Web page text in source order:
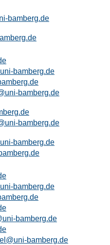
bamberg.de
bamberg.de
bamberg.de
bamberg.de
bamberg.de
bamberg.de
bamberg.de
bamberg.de